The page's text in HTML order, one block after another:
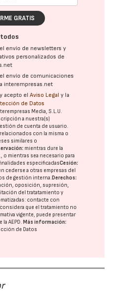
GRATIS
envío de newsletters y
personalizados de
envío de comunicaciones
interempresas.net
acepto elAviso Legal y la
de Datos
Media, S.L.U.
a nuestra(s)
de cuenta de usuario.
con la misma o
similares o
mientras dure la
o mientras sea necesario para
especificadasCesión:
cederse a otras empresas del
de gestión interna.Derechos:
oposición, supresión,
del tratatamiento y
contacte con
que el tratamiento no
vigente, puede presentar
laAEPD.Más información:
de Datos